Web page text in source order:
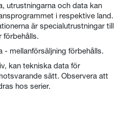
utrustningarna och data kan
i respektive land.
är specialutrustningar till
förbehålls.
- mellanförsäljning förbehålls.
kan tekniska data för
sätt. Observera att
hos serier.